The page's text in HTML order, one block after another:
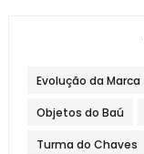
Evolução da Marca
Objetos do Baú
Turma do Chaves